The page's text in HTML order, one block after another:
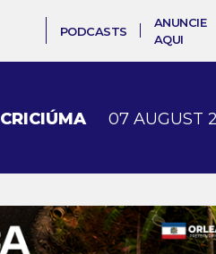
PODCASTS
ANUNCIE
AQUI
CRICIÚMA 07 AUGUST